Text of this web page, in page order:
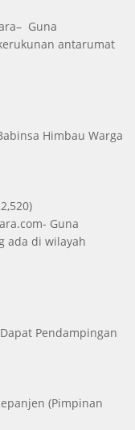
Guna
antarumat
Himbau Warga
Guna
ada di wilayah
Pendampingan
(Pimpinan